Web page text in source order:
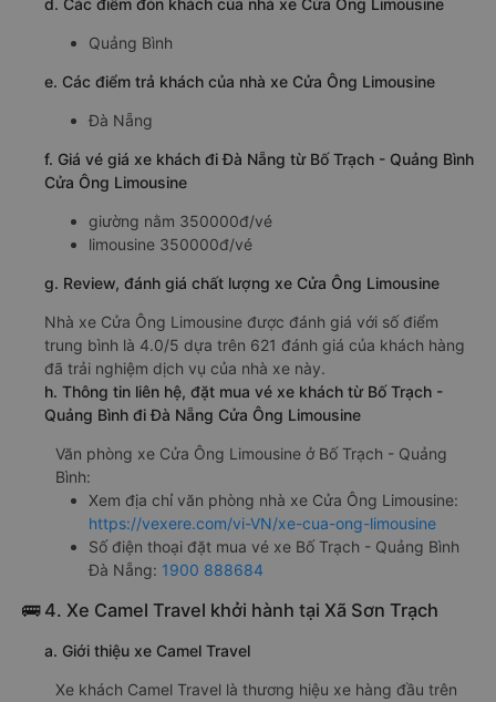
d. Các điểm đón khách của nhà xe Cửa Ông Limousine
Quảng Bình
e. Các điểm trả khách của nhà xe Cửa Ông Limousine
Đà Nẵng
f. Giá vé giá xe khách đi Đà Nẵng từ Bố Trạch - Quảng Bình
Cửa Ông Limousine
giường nằm 350000đ/vé
limousine 350000đ/vé
g. Review, đánh giá chất lượng xe Cửa Ông Limousine
Nhà xe Cửa Ông Limousine được đánh giá với số điểm
trung bình là 4.0/5 dựa trên 621 đánh giá của khách hàng
đã trải nghiệm dịch vụ của nhà xe này.
h. Thông tin liên hệ, đặt mua vé xe khách từ Bố Trạch -
Quảng Bình đi Đà Nẵng Cửa Ông Limousine
Văn phòng xe Cửa Ông Limousine ở Bố Trạch - Quảng
Bình:
Xem địa chỉ văn phòng nhà xe Cửa Ông Limousine:
https://vexere.com/vi-VN/xe-cua-ong-limousine
Số điện thoại đặt mua vé xe Bố Trạch - Quảng Bình
Đà Nẵng: 1900 888684
🚌 4. Xe Camel Travel khởi hành tại Xã Sơn Trạch
a. Giới thiệu xe Camel Travel
Xe khách Camel Travel là thương hiệu xe hàng đầu trên